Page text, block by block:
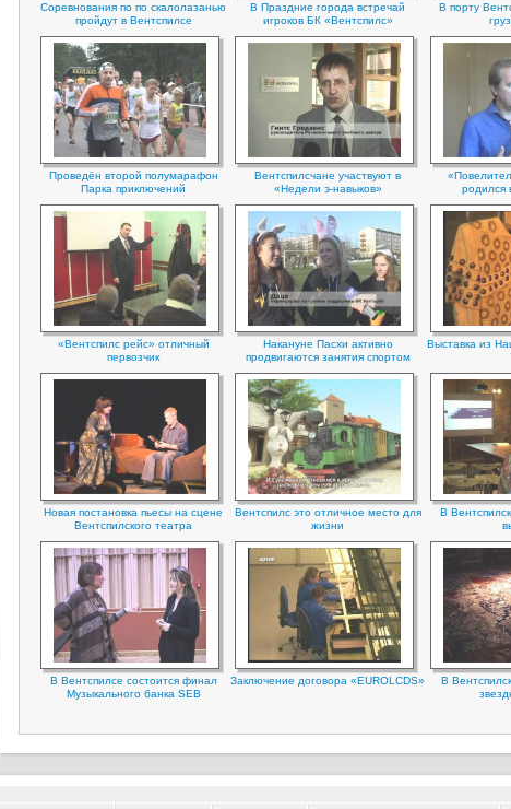
Соревнования по по скалолазанью
пройдут в Вентспилсе
В Праздние города встречай
игроков БК «Вентспилс»
В порту
Проведён второй полумарафон
Парка приключений
Вентспилсчане участвуют в
«Недели э-навыков»
родился
«Вентспилс рейс» отличный
первозчик
Накануне Пасхи активно
продвигаются занятия спортом
Выставка из
Новая постановка пьесы на сцене
Вентспилского театра
Вентспилс это отличное место для
жизни
В
В Вентспилсе состоится финал
Музыкального банка SEB
Заключение договора «EUROLCDS»
В